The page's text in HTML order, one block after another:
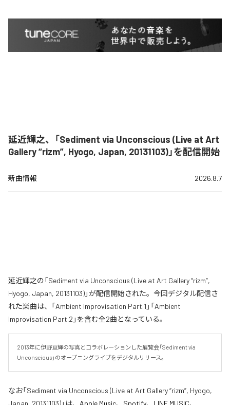
延近輝之、「Sediment via Unconscious (Live at Art
Gallery “rizm”, Hyogo, Japan, 20131103)」を配信開始
新曲情報 2026.8.7
延近輝之の「Sediment via Unconscious (Live at Art Gallery “rizm”,
Hyogo, Japan, 20131103)」が配信開始された。今回デジタル配信さ
れた楽曲は、「Ambient Improvisation Part.1」「Ambient
Improvisation Part.2」を含む全2曲となっている。
2013年に伊野亘輝の写真とコラボレーションした展覧会「Sediment via
Unconscious」のオープニングライブをデジタルリリース。
なお「Sediment via Unconscious (Live at Art Gallery “rizm”, Hyogo,